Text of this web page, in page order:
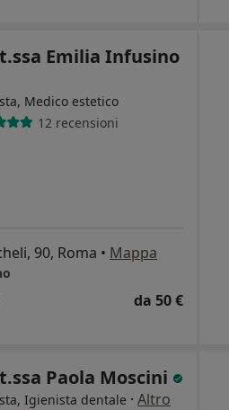
Emilia Infusino
Medico estetico
12 recensioni
90, Roma • Mappa
da 50 €
Paola Moscini
Igienista dentale · Altro